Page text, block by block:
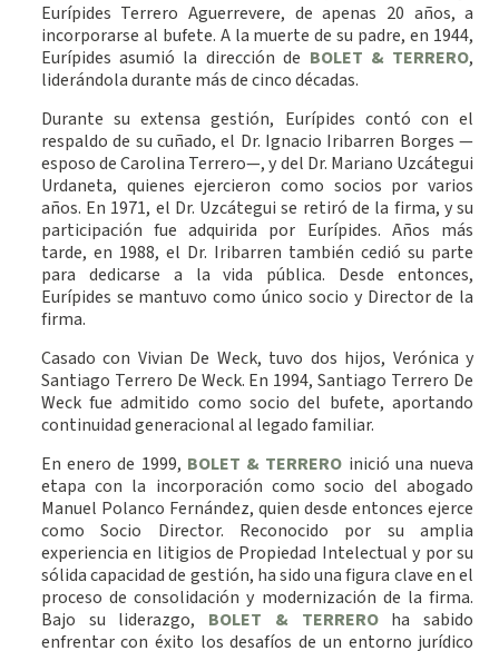
Eurípides Terrero Aguerrevere, de apenas 20 años, a
incorporarse al bufete. A la muerte de su padre, en 1944,
Eurípides asumió la dirección de BOLET & TERRERO,
liderándola durante más de cinco décadas.
Durante su extensa gestión, Eurípides contó con el
respaldo de su cuñado, el Dr. Ignacio Iribarren Borges —
esposo de Carolina Terrero—, y del Dr. Mariano Uzcátegui
Urdaneta, quienes ejercieron como socios por varios
años. En 1971, el Dr. Uzcátegui se retiró de la firma, y su
participación fue adquirida por Eurípides. Años más
tarde, en 1988, el Dr. Iribarren también cedió su parte
para dedicarse a la vida pública. Desde entonces,
Eurípides se mantuvo como único socio y Director de la
firma.
Casado con Vivian De Weck, tuvo dos hijos, Verónica y
Santiago Terrero De Weck. En 1994, Santiago Terrero De
Weck fue admitido como socio del bufete, aportando
continuidad generacional al legado familiar.
En enero de 1999, BOLET & TERRERO inició una nueva
etapa con la incorporación como socio del abogado
Manuel Polanco Fernández, quien desde entonces ejerce
como Socio Director. Reconocido por su amplia
experiencia en litigios de Propiedad Intelectual y por su
sólida capacidad de gestión, ha sido una figura clave en el
proceso de consolidación y modernización de la firma.
Bajo su liderazgo, BOLET & TERREROha sabido
enfrentar con éxito los desafíos de un entorno jurídico